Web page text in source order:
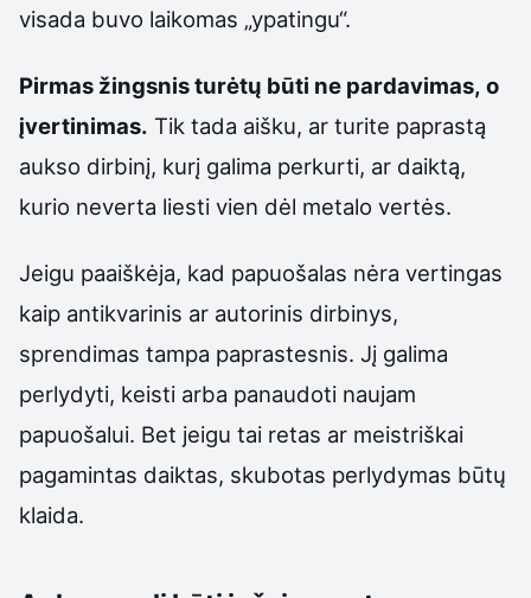
visada buvo laikomas „ypatingu“.
Pirmas žingsnis turėtų būti ne pardavimas, o
įvertinimas. Tik tada aišku, ar turite paprastą
aukso dirbinį, kurį galima perkurti, ar daiktą,
kurio neverta liesti vien dėl metalo vertės.
Jeigu paaiškėja, kad papuošalas nėra vertingas
kaip antikvarinis ar autorinis dirbinys,
sprendimas tampa paprastesnis. Jį galima
perlydyti, keisti arba panaudoti naujam
papuošalui. Bet jeigu tai retas ar meistriškai
pagamintas daiktas, skubotas perlydymas būtų
klaida.